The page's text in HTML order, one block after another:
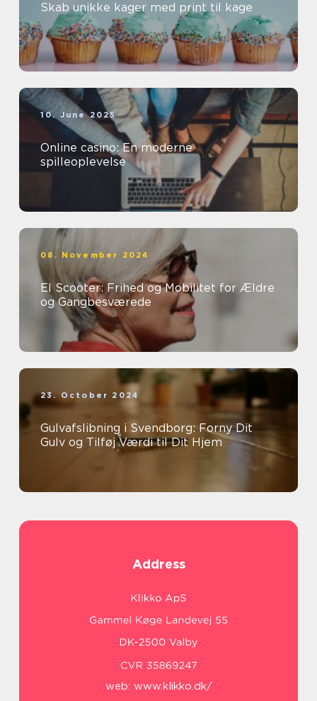
Skab unikke kager med print til kage
10. June 2025
Online casino: En moderne
spilleoplevelse
08. November 2024
El Scooter: Frihed og Mobilitet for Ældre
og Gangbesværede
23. October 2024
Gulvafslibning i Svendborg: Forny Dit
Gulv og Tilføj Værdi til Dit Hjem
Address
web: www.klikko.dk/